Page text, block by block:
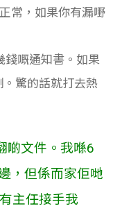
常，如果你有漏嘢
錢嘅通知書。如果
驚的話就打去熱
啲文件。我喺6
，但係而家佢哋
主任接手我